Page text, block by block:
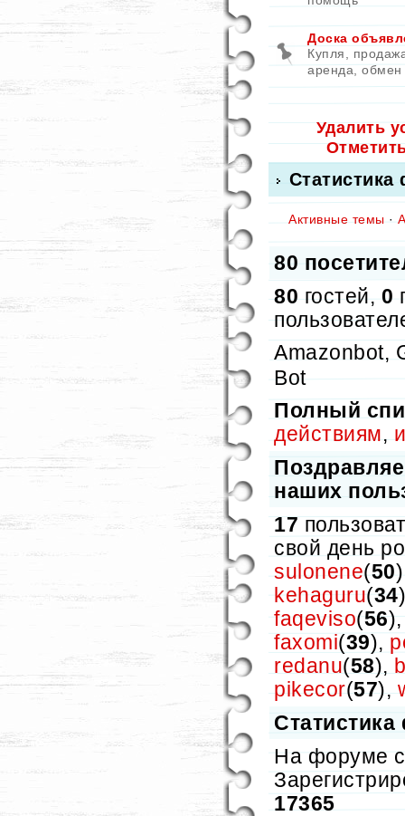
Доска
Купля,
аренда, обмен
Удалить
Активные темы ·
80
80гостей, 0
Amazonbot,
Bot
Полный
действиям,
наших
17
свой день
sulonene(50
kehaguru(34
faqeviso(56
faxomi(39),
redanu(58),
pikecor(57),
На форуме
17365